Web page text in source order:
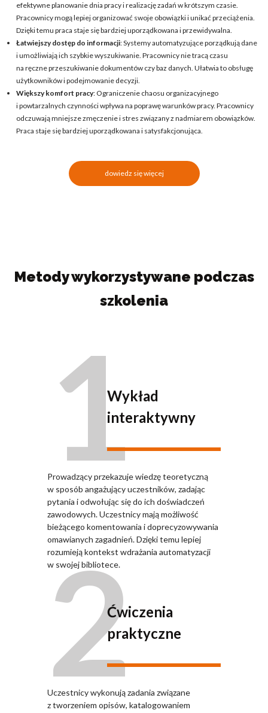
efektywne planowanie dnia pracy i realizację zadań w krótszym czasie.
Pracownicy mogą lepiej organizować swoje obowiązki i unikać przeciążenia.
Dzięki temu praca staje się bardziej uporządkowana i przewidywalna.
Łatwiejszy dostęp do informacji: Systemy automatyzujące porządkują dane
i umożliwiają ich szybkie wyszukiwanie. Pracownicy nie tracą czasu
na ręczne przeszukiwanie dokumentów czy baz danych. Ułatwia to obsługę
użytkowników i podejmowanie decyzji.
Większy komfort pracy: Ograniczenie chaosu organizacyjnego
i powtarzalnych czynności wpływa na poprawę warunków pracy. Pracownicy
odczuwają mniejsze zmęczenie i stres związany z nadmiarem obowiązków.
Praca staje się bardziej uporządkowana i satysfakcjonująca.
dowiedz się więcej
Metody wykorzystywane podczas
szkolenia
1Wykład
interaktywny
Prowadzący przekazuje wiedzę teoretyczną
w sposób angażujący uczestników, zadając
pytania i odwołując się do ich doświadczeń
zawodowych. Uczestnicy mają możliwość
bieżącego komentowania i doprecyzowywania
omawianych zagadnień. Dzięki temu lepiej
rozumieją kontekst wdrażania automatyzacji
w swojej bibliotece.
2Ćwiczenia
praktyczne
Uczestnicy wykonują zadania związane
z tworzeniem opisów, katalogowaniem